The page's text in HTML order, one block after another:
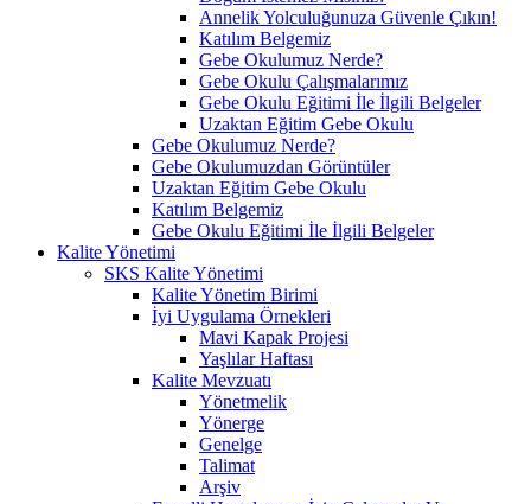
Annelik Yolculuğunuza Güvenle Çıkın!
Katılım Belgemiz
Gebe Okulumuz Nerde?
Gebe Okulu Çalışmalarımız
Gebe Okulu Eğitimi İle İlgili Belgeler
Uzaktan Eğitim Gebe Okulu
Gebe Okulumuz Nerde?
Gebe Okulumuzdan Görüntüler
Uzaktan Eğitim Gebe Okulu
Katılım Belgemiz
Gebe Okulu Eğitimi İle İlgili Belgeler
Kalite Yönetimi
SKS Kalite Yönetimi
Kalite Yönetim Birimi
İyi Uygulama Örnekleri
Mavi Kapak Projesi
Yaşlılar Haftası
Kalite Mevzuatı
Yönetmelik
Yönerge
Genelge
Talimat
Arşiv